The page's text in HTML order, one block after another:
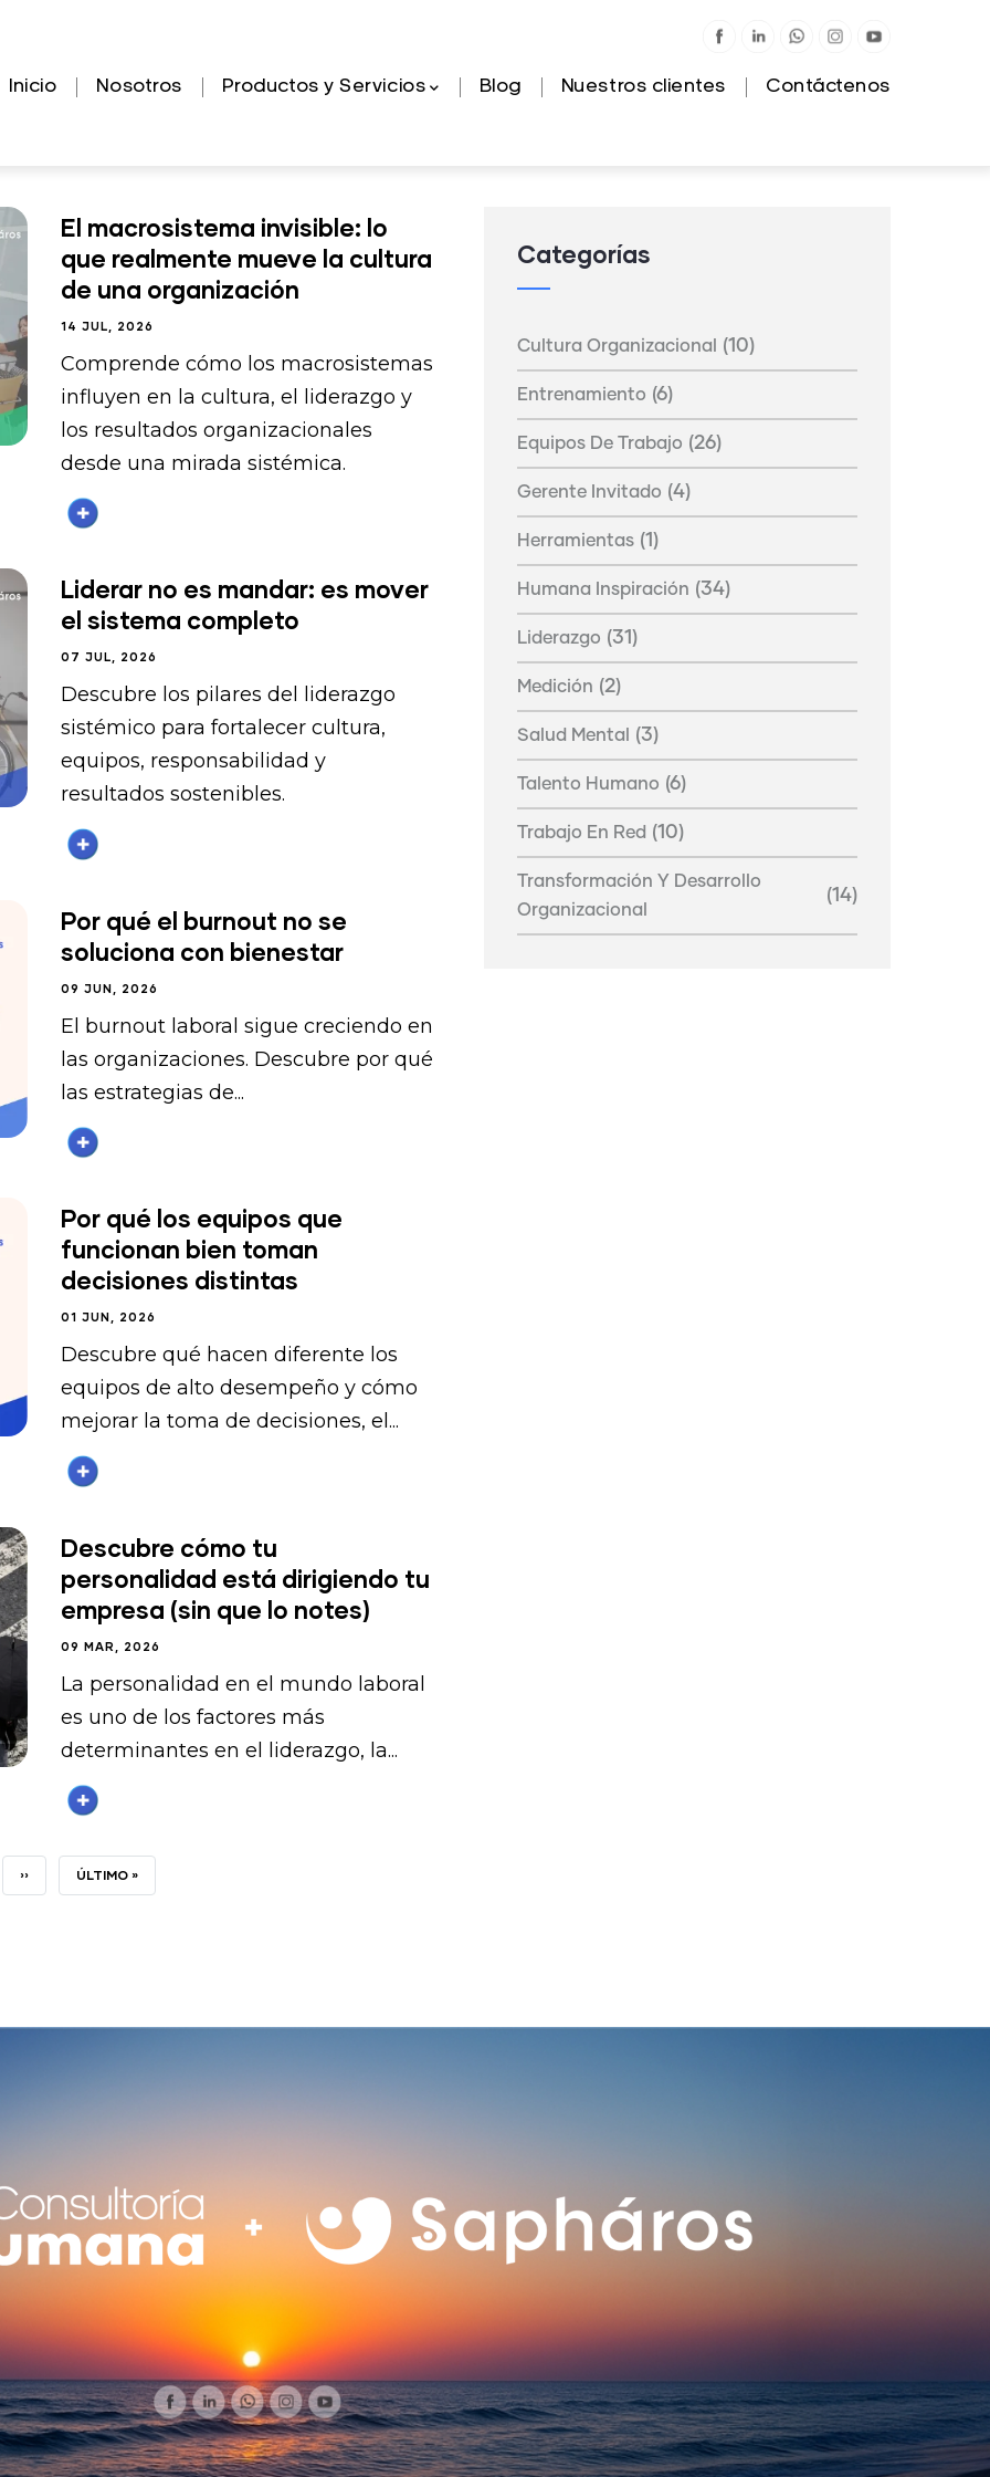
principal
Inicio Nosotros Productos y Servicios Blog Nuestros clientes Contáctenos
El macrosistema invisible: lo
que realmente mueve la cultura
de una organización
14 JUL, 2026
Comprende cómo los macrosistemas
influyen en la cultura, el liderazgo y
los resultados organizacionales
desde una mirada sistémica.
Liderar no es mandar: es mover
el sistema completo
07 JUL, 2026
Descubre los pilares del liderazgo
sistémico para fortalecer cultura,
equipos, responsabilidad y
resultados sostenibles.
Por qué el burnout no se
soluciona con bienestar
09 JUN, 2026
El burnout laboral sigue creciendo en
las organizaciones. Descubre por qué
las estrategias de...
Por qué los equipos que
funcionan bien toman
decisiones distintas
01 JUN, 2026
Descubre qué hacen diferente los
equipos de alto desempeño y cómo
mejorar la toma de decisiones, el...
Descubre cómo tu
personalidad está dirigiendo tu
empresa (sin que lo notes)
09 MAR, 2026
La personalidad en el mundo laboral
es uno de los factores más
determinantes en el liderazgo, la...
SIGUIENTE
›› ÚLTIMA
ÚLTIMO »
Categorías
Cultura Organizacional (10)
Entrenamiento (6)
Equipos De Trabajo (26)
Gerente Invitado (4)
Herramientas (1)
Humana Inspiración (34)
Liderazgo (31)
Medición (2)
Salud Mental (3)
Talento Humano (6)
Trabajo En Red (10)
Transformación Y Desarrollo
Organizacional
(14)